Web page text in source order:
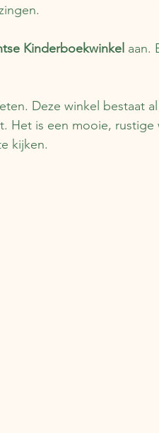
Kinderboekwinkel aan.
Deze winkel bestaat
Het is een mooie, rustige
kijken.